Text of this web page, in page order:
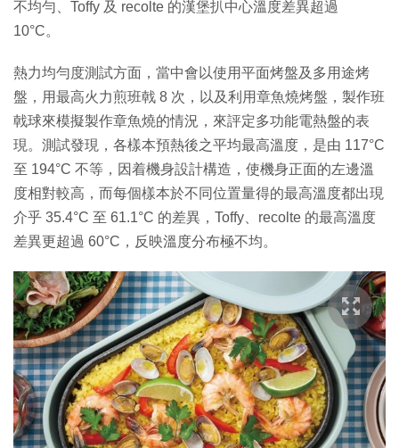
不均勻、Toffy 及 recolte 的漢堡扒中心溫度差異超過
10°C。
熱力均勻度測試方面，當中會以使用平面烤盤及多用途烤
盤，用最高火力煎班戟 8 次，以及利用章魚燒烤盤，製作班
戟球來模擬製作章魚燒的情況，來評定多功能電熱盤的表
現。測試發現，各樣本預熱後之平均最高溫度，是由 117°C
至 194°C 不等，因着機身設計構造，使機身正面的左邊溫
度相對較高，而每個樣本於不同位置量得的最高溫度都出現
介乎 35.4°C 至 61.1°C 的差異，Toffy、recolte 的最高溫度
差異更超過 60°C，反映溫度分布極不均。